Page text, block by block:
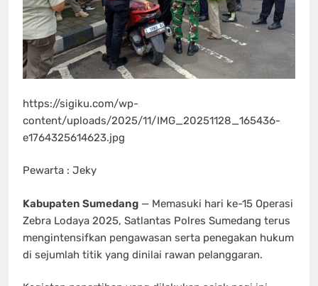
https://sigiku.com/wp-
content/uploads/2025/11/IMG_20251128_165436-
e1764325614623.jpg
Pewarta : Jeky
Kabupaten Sumedang — Memasuki hari ke-15 Operasi
Zebra Lodaya 2025, Satlantas Polres Sumedang terus
mengintensifkan pengawasan serta penegakan hukum
di sejumlah titik yang dinilai rawan pelanggaran.